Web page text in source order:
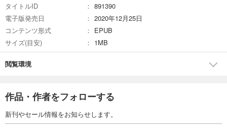
タイトルID
891390
電子版発売日
2020年12月25日
コンテンツ形式
EPUB
サイズ(目安)
1MB
閲覧環境
作品・作者をフォローする
新刊やセール情報をお知らせします。